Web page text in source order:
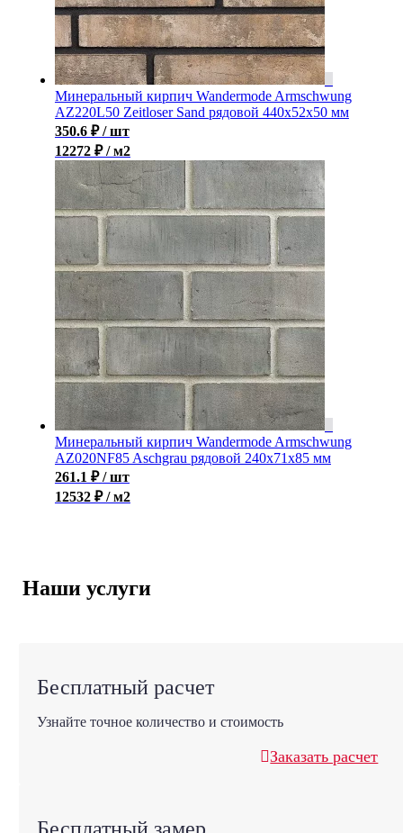
Минеральный кирпич Wandermode Armschwung
AZ220L50 Zeitloser Sand рядовой 440x52x50 мм
350.6 ₽ / шт
12272 ₽ / м2
Минеральный кирпич Wandermode Armschwung
AZ020NF85 Aschgrau рядовой 240x71x85 мм
261.1 ₽ / шт
12532 ₽ / м2
Наши услуги
Бесплатный расчет
Узнайте точное количество и стоимость
Заказать расчет